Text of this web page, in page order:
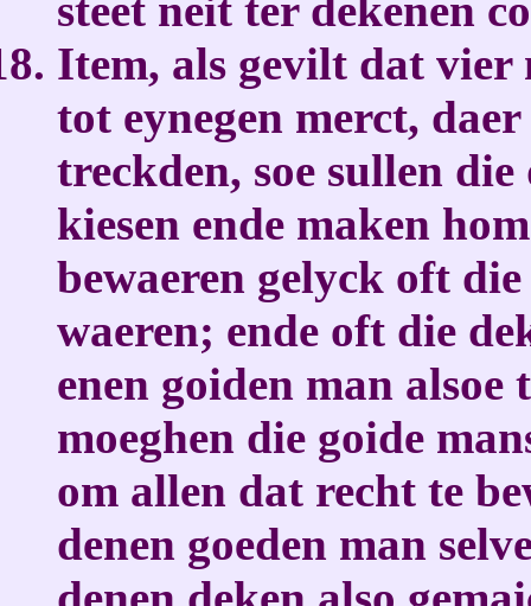
Item, als gevilt dat vier
tot eynegen merct,
treckden, soe sullen die
kiesen ende maken
bewaeren gelyck oft
waeren; ende oft die
enen goiden man alsoe
moeghen die goide
om allen dat recht te
denen goeden man